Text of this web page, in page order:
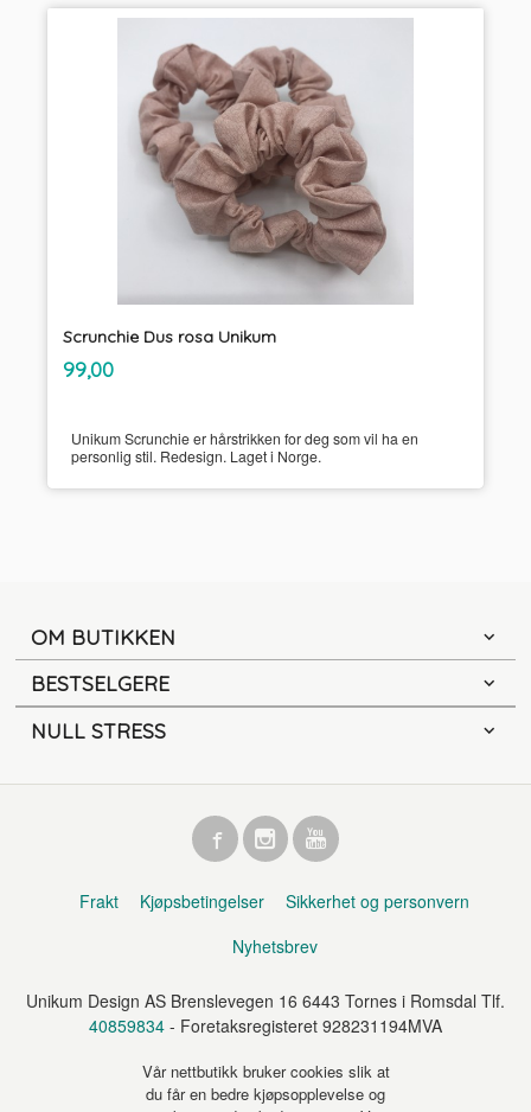
Scrunchie Dus rosa Unikum
Pris
99,00mva.
Unikum Scrunchie er hårstrikken for deg som vil ha en
personlig stil. Redesign. Laget i Norge.
OM BUTIKKEN
BESTSELGERE
NULL STRESS
Frakt Kjøpsbetingelser
Sikkerhet og personvern
Nyhetsbrev
Unikum Design AS Brenslevegen 16 6443 Tornes i Romsdal Tlf.
40859834 - Foretaksregisteret 928231194MVA
Vår nettbutikk bruker cookies slik at
du får en bedre kjøpsopplevelse og